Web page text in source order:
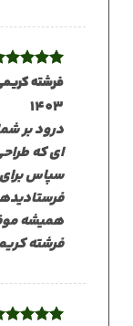
نمره5از
فرشته
1403
درود بر
ای که
سپاس
همیشه
فرشته